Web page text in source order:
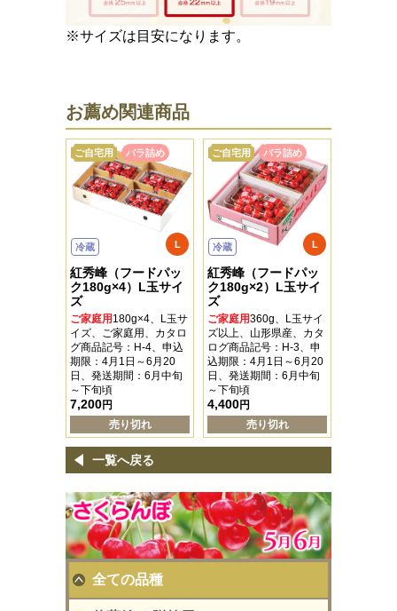
※サイズは目安になります。
お薦め関連商品
ご自宅用 バラ詰め
冷蔵 L
紅秀峰（フードパッ
ク180g×4）L玉サイ
ズ
ご家庭用 180g×4、L玉サ
イズ、ご家庭用、カタロ
グ商品記号：H-4、申込
期限：4月1日～6月20
日、発送期間：6月中旬
～下旬頃
7,200円
売り切れ
ご自宅用 バラ詰め
冷蔵 L
紅秀峰（フードパッ
ク180g×2）L玉サイ
ズ
ご家庭用360g、L玉サイ
ズ以上、山形県産、カタ
ログ商品記号：H-3、申
込期限：4月1日～6月20
日、発送期間：6月中旬
～下旬頃
4,400円
売り切れ
一覧へ戻る
全ての品種